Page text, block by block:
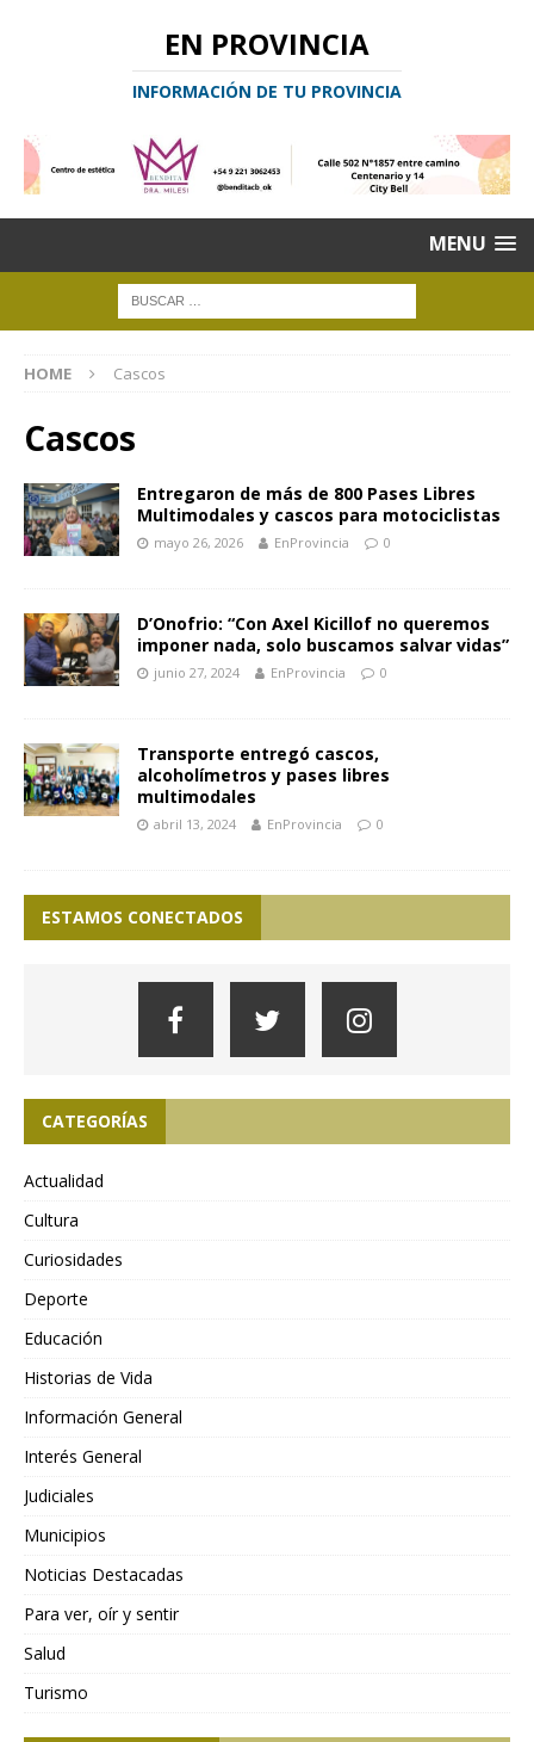
EN PROVINCIA
INFORMACIÓN DE TU PROVINCIA
MENU
HOME Cascos
Cascos
Entregaron de más de 800 Pases Libres
Multimodales y cascos para motociclistas
mayo 26, 2026 EnProvincia 0
D’Onofrio: “Con Axel Kicillof no queremos
imponer nada, solo buscamos salvar vidas”
junio 27, 2024 EnProvincia 0
Transporte entregó cascos,
alcoholímetros y pases libres
multimodales
abril 13, 2024 EnProvincia 0
ESTAMOS CONECTADOS
CATEGORÍAS
Actualidad
Cultura
Curiosidades
Deporte
Educación
Historias de Vida
Información General
Interés General
Judiciales
Municipios
Noticias Destacadas
Para ver, oír y sentir
Salud
Turismo